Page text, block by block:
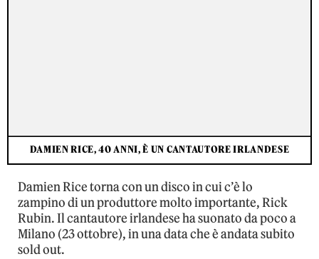
DAMIEN RICE, 40 ANNI, È UN CANTAUTORE IRLANDESE
Damien Rice torna con un disco in cui c’è lo
zampino di un produttore molto importante, Rick
Rubin. Il cantautore irlandese ha suonato da poco a
Milano (23 ottobre), in una data che è andata subito
sold out.